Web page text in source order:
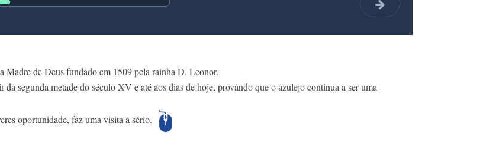
de Deus fundado em 1509 pela rainha D. Leonor.
segunda metade do século XV e até aos dias de hoje, provando que o azulejo continua a ser uma
oportunidade, faz uma visita a sério.